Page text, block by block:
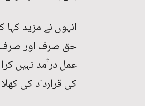
انہوں نے مزید
حق صرف اور صرف
عمل درآمد نہیں
کی قرارداد کی